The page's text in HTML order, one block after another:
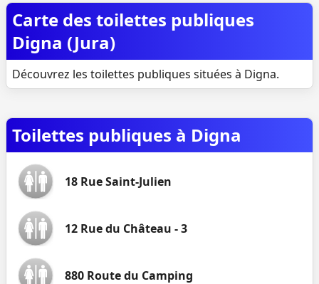
Carte des toilettes publiques
Digna (Jura)
Découvrez les toilettes publiques situées à Digna.
Toilettes publiques à Digna
18 Rue Saint-Julien
12 Rue du Château - 3
880 Route du Camping